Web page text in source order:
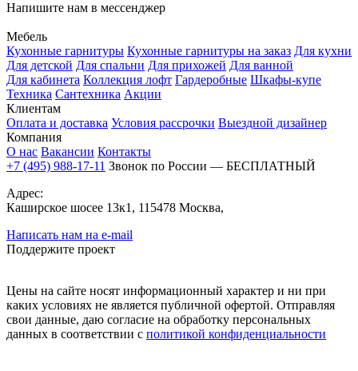
Напишите нам в мессенджер
Мебель
Кухонные гарнитуры Кухонные гарнитуры на заказ Для кухни
Для детской Для спальни Для прихожей Для ванной
Для кабинета Коллекция лофт Гардеробные Шкафы-купе
Техника Сантехника Акции
Клиентам
Оплата и доставка Условия рассрочки Выездной дизайнер
Компания
О нас Вакансии Контакты
+7 (495) 988-17-11 Звонок по России — БЕСПЛАТНЫЙ
Адрес:
Каширское шосее 13к1, 115478 Москва,
Написать нам на e-mail
Поддержите проект
Цены на сайте носят информационный характер и ни при
каких условиях не является публичной офертой. Отправляя
свои данные, даю согласие на обработку персональных
данных в соответствии с политикой конфиденциальности